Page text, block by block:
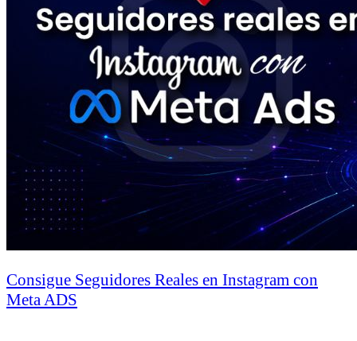
Consigue Seguidores Reales en Instagram con
Meta ADS